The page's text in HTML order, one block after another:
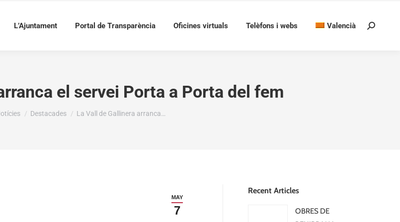
L’Ajuntament Portal de Transparència Oficines virtuals Telèfons i webs Valencià Search:
el servei Porta a Porta del fem
Destacades La Vall de Gallinera arranca…
MAY
7
Recent Articles
OBRES DE